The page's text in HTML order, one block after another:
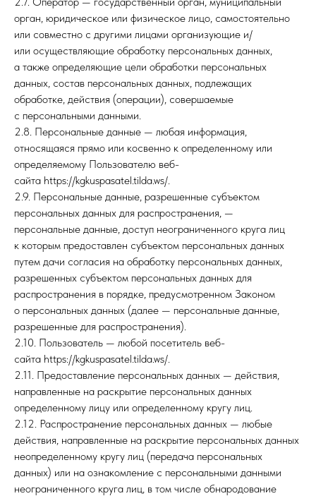
орган, юридическое или физическое лицо, самостоятельно
или совместно с другими лицами организующие и/
или осуществляющие обработку персональных данных,
а также определяющие цели обработки персональных
данных, состав персональных данных, подлежащих
обработке, действия (операции), совершаемые
с персональными данными.
2.8. Персональные данные — любая информация,
относящаяся прямо или косвенно к определенному или
определяемому Пользователю веб-
сайта https://kgkuspasatel.tilda.ws/.
2.9. Персональные данные, разрешенные субъектом
персональных данных для распространения, —
персональные данные, доступ неограниченного круга лиц
к которым предоставлен субъектом персональных данных
путем дачи согласия на обработку персональных данных,
разрешенных субъектом персональных данных для
распространения в порядке, предусмотренном Законом
о персональных данных (далее — персональные данные,
разрешенные для распространения).
2.10. Пользователь — любой посетитель веб-
сайта https://kgkuspasatel.tilda.ws/.
2.11. Предоставление персональных данных — действия,
направленные на раскрытие персональных данных
определенному лицу или определенному кругу лиц.
2.12. Распространение персональных данных — любые
действия, направленные на раскрытие персональных данных
неопределенному кругу лиц (передача персональных
данных) или на ознакомление с персональными данными
неограниченного круга лиц, в том числе обнародование